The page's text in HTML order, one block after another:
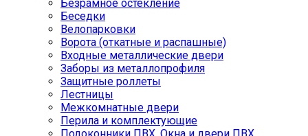
Безрамное остекление
Беседки
Велопарковки
Ворота (откатные и распашные)
Входные металлические двери
Заборы из металлопрофиля
Защитные роллеты
Лестницы
Межкомнатные двери
Перила и комплектующие